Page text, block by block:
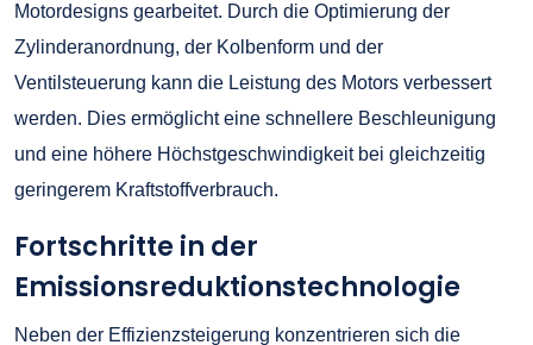
Motordesigns gearbeitet. Durch die Optimierung der
Zylinderanordnung, der Kolbenform und der
Ventilsteuerung kann die Leistung des Motors verbessert
werden. Dies ermöglicht eine schnellere Beschleunigung
und eine höhere Höchstgeschwindigkeit bei gleichzeitig
geringerem Kraftstoffverbrauch.
Fortschritte in der
Emissionsreduktionstechnologie
Neben der Effizienzsteigerung konzentrieren sich die